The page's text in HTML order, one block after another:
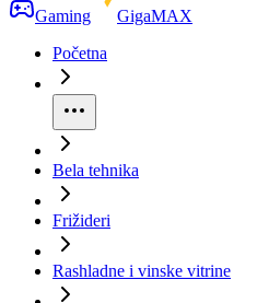
Gaming
GigaMAX
Početna
Bela tehnika
Frižideri
Rashladne i vinske vitrine